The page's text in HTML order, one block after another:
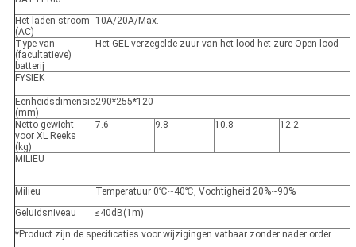
Het laden stroom
(AC)
10A/20A/Max.
Type van
(facultatieve)
batterij
Het GEL verzegelde zuur van het lood het zure Open lood
FYSIEK
Eenheidsdimensie
(mm)
290*255*120
Netto gewicht
voor XL Reeks
(kg)
7.6 9.8 10.8 12.2
MILIEU
Milieu Temperatuur 0℃~40℃, Vochtigheid 20%~90%
Geluidsniveau
≤40dB(1m)
*Product zijn de specificaties voor wijzigingen vatbaar zonder nader order.